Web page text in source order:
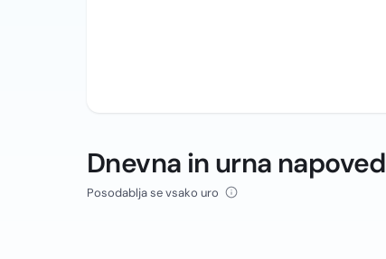
Dnevna in urna napoved
Posodablja se vsako uro